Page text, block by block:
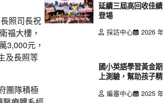
照司長祝
福大樓，
3,000元，
及長照等
團隊積極
延續三屆高回收佳
登場
採訪中心 2026
國小英語學習黃金
上測驗，幫助孩子
編審中心 2025